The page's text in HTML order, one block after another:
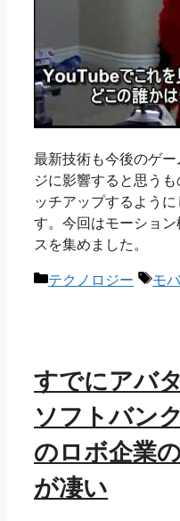
最新技術も今後のゲ
ジに影響すると思う
ッチアップするように
す。今回はモーション
スを集めました。
カ
テクノロジー
タ
モ
すでにアバ
ソフトバン
のロボ企業
が凄い